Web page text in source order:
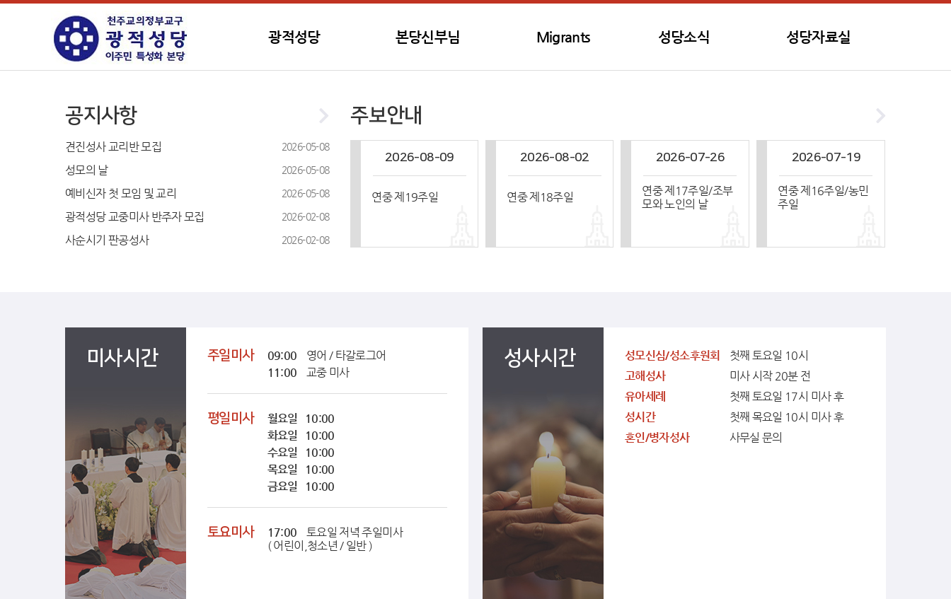
광적성당 본당신부님 Migrants 성당소식 성당자료실
공지사항
견진성사 교리반 모집 2026-05-08
성모의 날 2026-05-08
예비신자 첫 모임 및 교리 2026-05-08
광적성당 교중미사 반주자 모집 2026-02-08
사순시기 판공성사 2026-02-08
주보안내
2026-08-09
연중 제19주일
2026-08-02
연중 제18주일
2026-07-26
연중 제17주일/조부
모와 노인의 날
2026-07-19
연중 제16주일/농민
주일
미사시간 주일미사 09:00
영어 / 타갈로그어
11:00
교중 미사
평일미사
월요일 10:00
화요일 10:00
수요일 10:00
목요일 10:00
금요일 10:00
토요미사 17:00
토요일 저녁 주일미사
( 어린이,청소년 / 일반 )
성사시간 성모신심/성소후원회
첫째 토요일 10시
고해성사
미사 시작 20분 전
유아세례
첫째 토요일 17시 미사 후
성시간
첫째 목요일 10시 미사 후
혼인/병자성사
사무실 문의